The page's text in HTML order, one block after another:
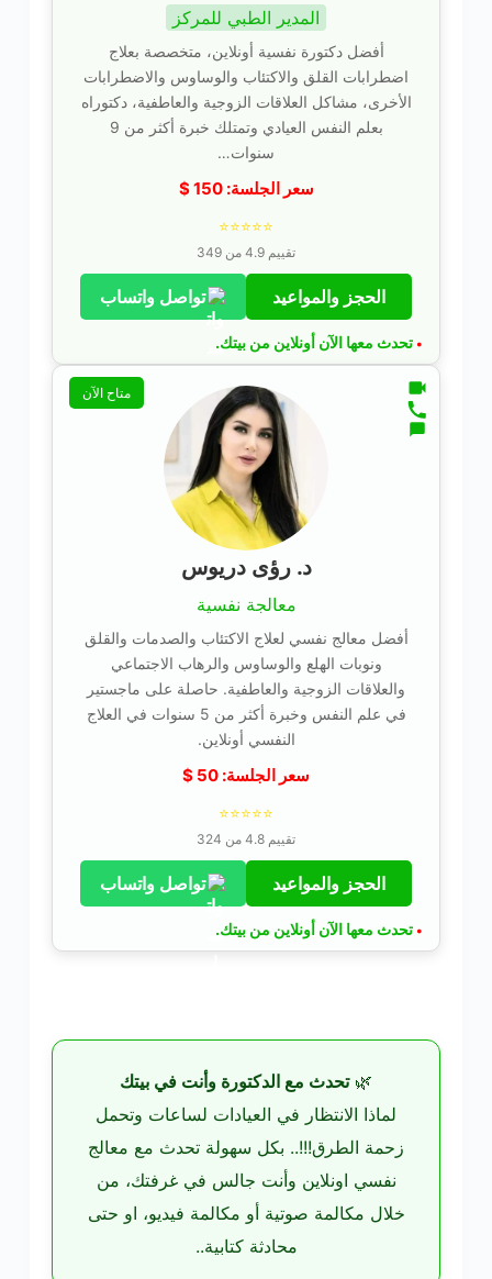
المدير الطبي للمركز
أفضل دكتورة نفسية أونلاين، متخصصة بعلاج
اضطرابات القلق والاكتئاب والوساوس والاضطرابات
الأخرى، مشاكل العلاقات الزوجية والعاطفية، دكتوراه
بعلم النفس العيادي وتمتلك خبرة أكثر من 9
سنوات…
سعر الجلسة:150
$
⭐⭐⭐⭐⭐
تقييم 4.9 من 349
الحجز والمواعيد تواصل واتساب
• تحدث معها الآن أونلاين من بيتك.
متاح الآن
د. رؤى دريوس
معالجة نفسية
أفضل معالج نفسي لعلاج الاكتئاب والصدمات والقلق
ونوبات الهلع والوساوس والرهاب الاجتماعي
والعلاقات الزوجية والعاطفية. حاصلة على ماجستير
في علم النفس وخبرة أكثر من 5 سنوات في العلاج
النفسي أونلاين.
سعر الجلسة: 50
$
⭐⭐⭐⭐⭐
تقييم 4.8 من 324
الحجز والمواعيد تواصل واتساب
• تحدث معها الآن أونلاين من بيتك.
🌿تحدث مع الدكتورة وأنت في بيتك
لماذا الانتظار في العيادات لساعات وتحمل
زحمة الطرق!!!.. بكل سهولة تحدث مع معالج
نفسي اونلاين وأنت جالس في غرفتك، من
خلال مكالمة صوتية أو مكالمة فيديو، او حتى
محادثة كتابية..